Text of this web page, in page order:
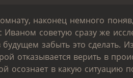
наконец немного
советую сразу же
забыть это сделать.
отказывается верить в
осознает в какую ситуацию